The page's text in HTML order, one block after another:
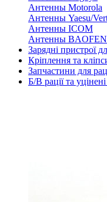
Антенны Motorola
Антенны Yaesu/
Антенны ICOM
Антенны
Зарядні пристрої
Кріплення та
Запчастини для
Б/В рації та